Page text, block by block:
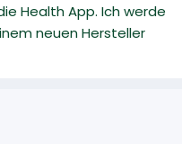
Health App. Ich werde
neuen Hersteller